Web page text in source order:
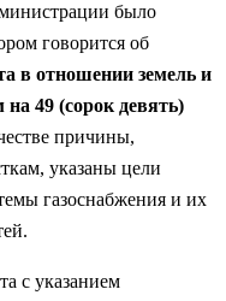
было
говорится об
в отношении земель и
49 (сорок девять)
причины,
указаны цели
газоснабжения и их
с указанием